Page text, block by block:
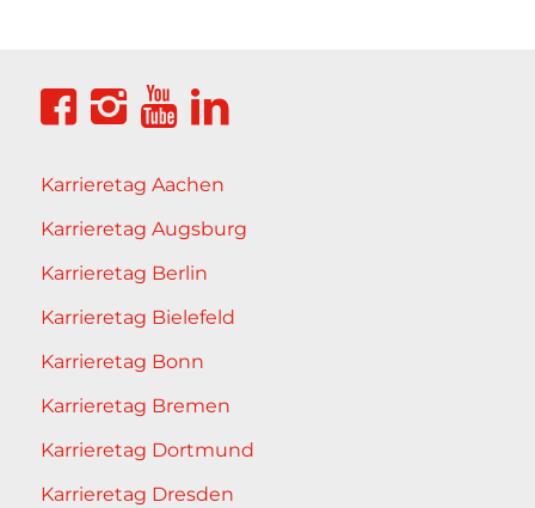
Karrieretag Aachen
Karrieretag Augsburg
Karrieretag Berlin
Karrieretag Bielefeld
Karrieretag Bonn
Karrieretag Bremen
Karrieretag Dortmund
Karrieretag Dresden